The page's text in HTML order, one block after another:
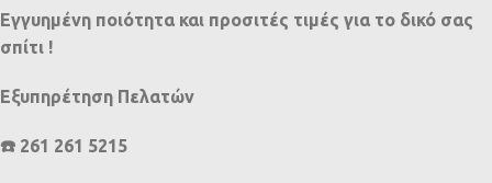
Εγγυημένη ποιότητα και προσιτές τιμές για το δικό σας
σπίτι !
Εξυπηρέτηση Πελατών
☎️ 261 261 5215